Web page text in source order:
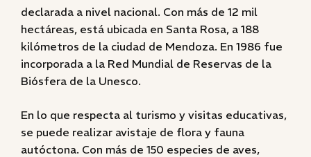
declarada a nivel nacional. Con más de 12 mil
hectáreas, está ubicada en Santa Rosa, a 188
kilómetros de la ciudad de Mendoza. En 1986 fue
incorporada a la Red Mundial de Reservas de la
Biósfera de la Unesco.
En lo que respecta al turismo y visitas educativas,
se puede realizar avistaje de flora y fauna
autóctona. Con más de 150 especies de aves,